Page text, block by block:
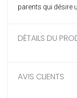
parents qui désire
DÉTAILS DU
AVIS CLIENTS